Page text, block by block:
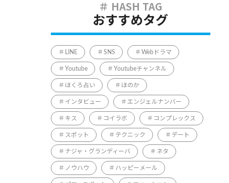
おすすめタグ
LINE SNS Webドラマ
Youtube Youtubeチャンネル
ほくろ占い ほのか
インタビュー エンジェルナンバー
キス コイラボ コンプレックス
スポット テクニック デート
ナジャ・グランディーバ ネタ
ノウハウ ハッピーメール